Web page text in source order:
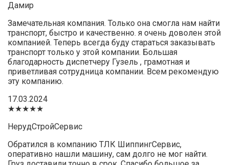
Дамир
Замечательная компания. Только она смогла нам найти
транспорт, быстро и качественно. я очень доволен этой
компанией. Теперь всегда буду стараться заказывать
транспорт только у этой компании. Большая
благодарность диспетчеру Гузель , грамотная и
приветливая сотрудница компании. Всем рекомендую
эту компанию.
17.03.2024
★★★★★
НерудСтройСервис
Обратился в компанию ТЛК ШиппингСервис,
оперативно нашли машину, сам долго не мог найти.